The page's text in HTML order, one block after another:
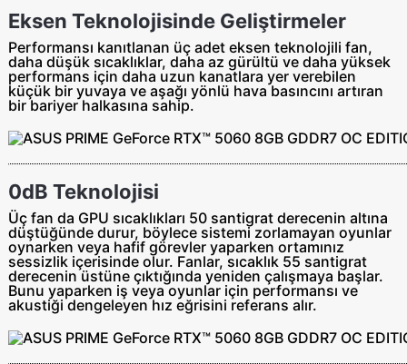
Eksen Teknolojisinde Geliştirmeler
Performansı kanıtlanan üç adet eksen teknolojili fan,
daha düşük sıcaklıklar, daha az gürültü ve daha yüksek
performans için daha uzun kanatlara yer verebilen
küçük bir yuvaya ve aşağı yönlü hava basıncını artıran
bir bariyer halkasına sahip.
0dB Teknolojisi
Üç fan da GPU sıcaklıkları 50 santigrat derecenin altına
düştüğünde durur, böylece sistemi zorlamayan oyunlar
oynarken veya hafif görevler yaparken ortamınız
sessizlik içerisinde olur. Fanlar, sıcaklık 55 santigrat
derecenin üstüne çıktığında yeniden çalışmaya başlar.
Bunu yaparken iş veya oyunlar için performansı ve
akustiği dengeleyen hız eğrisini referans alır.